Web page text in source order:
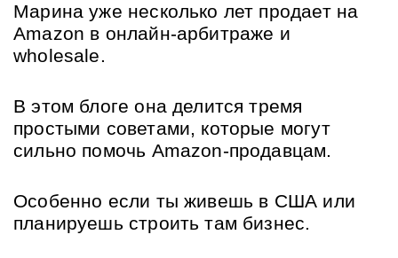
Марина уже несколько лет продает на
Amazon в онлайн-арбитраже и
wholesale.
В этом блоге она делится тремя
простыми советами, которые могут
сильно помочь Amazon-продавцам.
Особенно если ты живешь в США или
планируешь строить там бизнес.